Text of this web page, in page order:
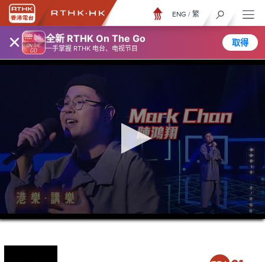
× 全新 RTHK On The Go
一手掌握 RTHK 电台、电视节目
取得
ENG / 繁
0
seconds